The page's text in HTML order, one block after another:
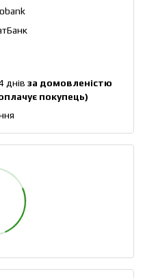
днів за домовленістю
покупець)